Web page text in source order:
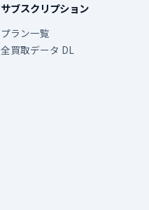
サブスクリプション
プラン一覧
全買取データ DL